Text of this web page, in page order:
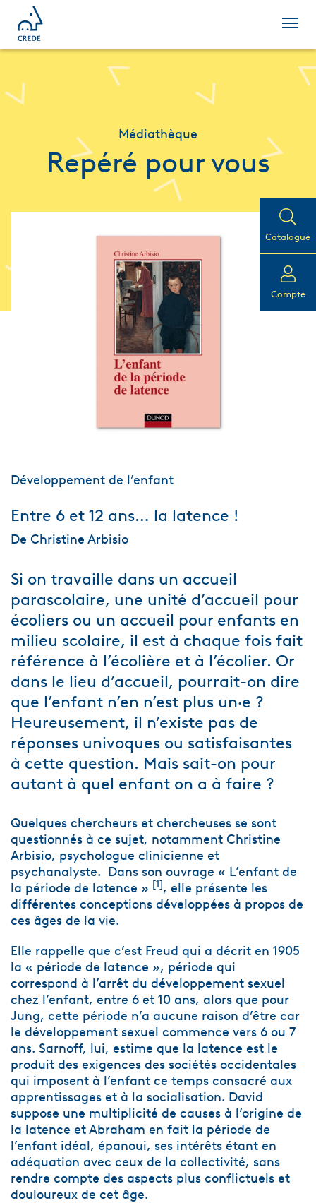
Catalogue
Compte
Médiathèque
Repéré pour vous
Développement de l’enfant
Entre 6 et 12 ans… la latence !
De Christine Arbisio
Si on travaille dans un accueil
parascolaire, une unité d’accueil pour
écoliers ou un accueil pour enfants en
milieu scolaire, il est à chaque fois fait
référence à l’écolière et à l’écolier. Or
dans le lieu d’accueil, pourrait-on dire
que l’enfant n’en n’est plus un·e ?
Heureusement, il n’existe pas de
réponses univoques ou satisfaisantes
à cette question. Mais sait-on pour
autant à quel enfant on a à faire ?
Quelques chercheurs et chercheuses se sont
questionnés à ce sujet, notamment Christine
Arbisio, psychologue clinicienne et
psychanalyste. Dans son ouvrage « L’enfant de
la période de latence » [1], elle présente les
différentes conceptions développées à propos de
ces âges de la vie.
Elle rappelle que c’est Freud qui a décrit en 1905
la « période de latence », période qui
correspond à l’arrêt du développement sexuel
chez l’enfant, entre 6 et 10 ans, alors que pour
Jung, cette période n’a aucune raison d’être car
le développement sexuel commence vers 6 ou 7
ans. Sarnoff, lui, estime que la latence est le
produit des exigences des sociétés occidentales
qui imposent à l’enfant ce temps consacré aux
apprentissages et à la socialisation. David
suppose une multiplicité de causes à l’origine de
la latence et Abraham en fait la période de
l’enfant idéal, épanoui, ses intérêts étant en
adéquation avec ceux de la collectivité, sans
rendre compte des aspects plus conflictuels et
douloureux de cet âge.